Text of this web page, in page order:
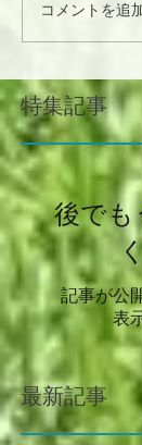
コメントを追
特集記事
後でも
記事が公
表
最新記事